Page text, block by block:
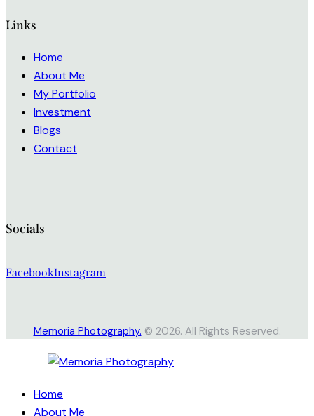
Links
Home
About Me
My Portfolio
Investment
Blogs
Contact
Socials
FacebookInstagram
Memoria Photography. © 2026. All Rights Reserved.
Home
About Me